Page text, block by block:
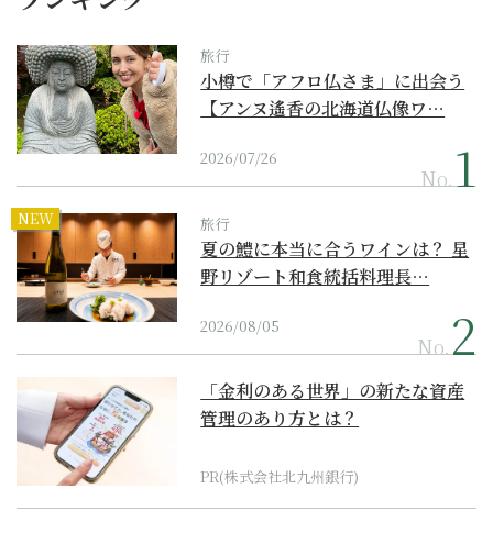
旅行
小樽で「アフロ仏さま」に出会う
【アンヌ遙香の北海道仏像ワ…
2026/07/26
No.
NEW 旅行
夏の鱧に本当に合うワインは？ 星
野リゾート和食統括料理長…
2026/08/05
No.
「金利のある世界」の新たな資産
管理のあり方とは？
PR(株式会社北九州銀行)